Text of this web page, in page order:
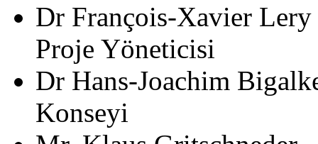
Dr François-Xavier
Proje Yöneticisi
Dr Hans-Joachim
Konseyi